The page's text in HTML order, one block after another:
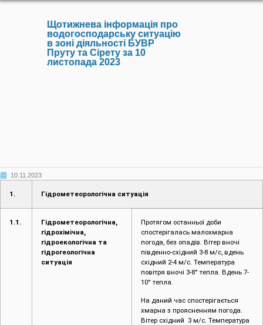
Щотижнева інформація про
водогосподарську ситуацію
в зоні діяльності БУВР
Пруту та Сірету за 10
листопада 2023
10.11.2023
1. Гідрометеорологічна ситуація
1.1.
Гідрометеорологічна,
гідрохімічна,
гідроекологічна та
гідрогеологічна
ситуація
Протягом останньої доби
спостерігалась малохмарна
погода, без опадів. Вітер вночі
південно-східний 3-8 м/с, вдень
східний 2-4 м/с. Температура
повітря вночі 3-8° тепла. Вдень 7-
10° тепла.
На даний час спостерігається
хмарна з проясненням погода.
Вітер східний 3 м/с. Температура